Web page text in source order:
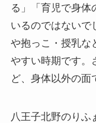
る」「育児で身体
いるのではないで
や抱っこ・授乳な
やすい時期です。
ど、身体以外の面
八王子北野のり